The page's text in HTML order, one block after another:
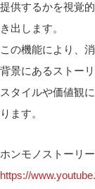
提供するかを視覚
き出します。
この機能により、
背景にあるストー
スタイルや価値観
ります。
ホンモノストーリ
https://